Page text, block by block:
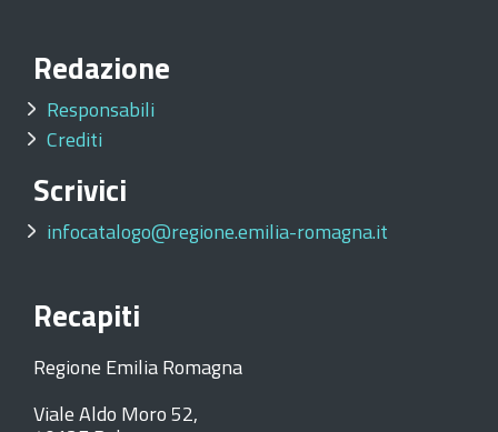
Redazione
Responsabili
Crediti
Scrivici
infocatalogo@regione.emilia-romagna.it
Recapiti
Regione Emilia Romagna
Viale Aldo Moro 52,